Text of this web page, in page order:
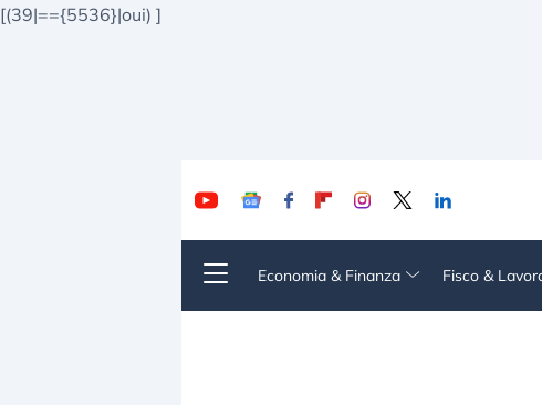
[(39|=={5536}|oui) ]
Economia & Finanza Fisco &